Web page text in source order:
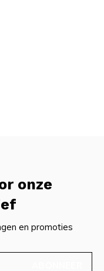
onze
en promoties